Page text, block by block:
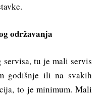
održavanja
servisa, tu je mali servis
godišnje ili na svakih
to je minimum. Mali